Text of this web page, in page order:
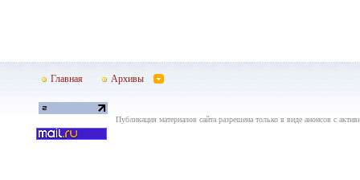
Главная Архивы
Публикация материалов сайта разрешена только в виде анонсов с